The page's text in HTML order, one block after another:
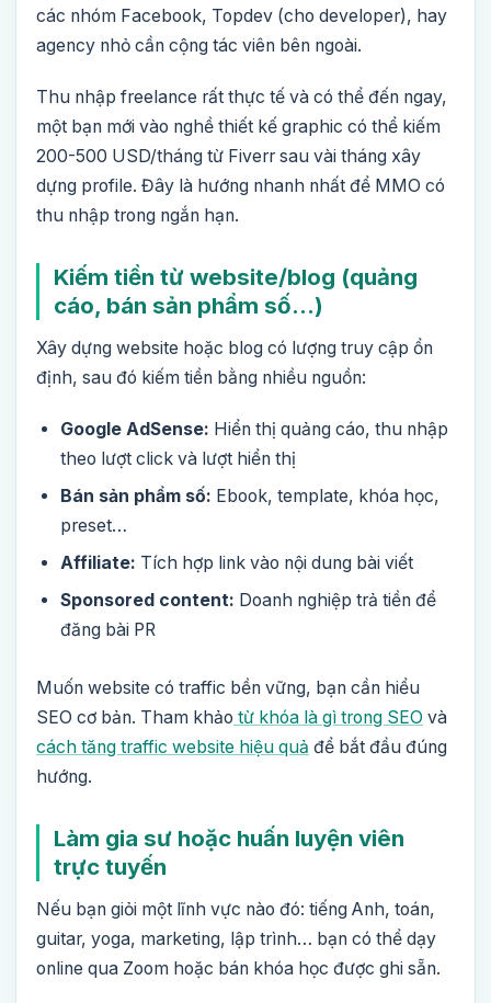
các nhóm Facebook, Topdev (cho developer), hay
agency nhỏ cần cộng tác viên bên ngoài.
Thu nhập freelance rất thực tế và có thể đến ngay,
một bạn mới vào nghề thiết kế graphic có thể kiếm
200-500 USD/tháng từ Fiverr sau vài tháng xây
dựng profile. Đây là hướng nhanh nhất để MMO có
thu nhập trong ngắn hạn.
Kiếm tiền từ website/blog (quảng
cáo, bán sản phẩm số…)
Xây dựng website hoặc blog có lượng truy cập ổn
định, sau đó kiếm tiền bằng nhiều nguồn:
Google AdSense: Hiển thị quảng cáo, thu nhập
theo lượt click và lượt hiển thị
Bán sản phẩm số: Ebook, template, khóa học,
preset…
Affiliate: Tích hợp link vào nội dung bài viết
Sponsored content: Doanh nghiệp trả tiền để
đăng bài PR
Muốn website có traffic bền vững, bạn cần hiểu
SEO cơ bản. Tham khảo từ khóa là gì trong SEO và
cách tăng traffic website hiệu quả để bắt đầu đúng
hướng.
Làm gia sư hoặc huấn luyện viên
trực tuyến
Nếu bạn giỏi một lĩnh vực nào đó: tiếng Anh, toán,
guitar, yoga, marketing, lập trình… bạn có thể dạy
online qua Zoom hoặc bán khóa học được ghi sẵn.